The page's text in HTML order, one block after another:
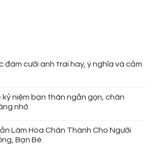
đám cưới anh trai hay, ý nghĩa và cảm
kỷ niệm bạn thân ngắn gọn, chân
nhớ
Làm Hòa Chân Thành Cho Người
Bạn Bè